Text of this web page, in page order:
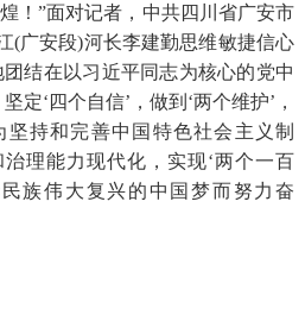
！”面对记者， 中共四川省广安市
(广安段)河长李建勤思维敏捷信心
结在以习近平同志为核心的党中
定‘四个自信’，做到‘两个维护’，
持和完善中国特色社会主义制
理能力现代化，实现‘两个一百
族伟大复兴的中国梦而努力奋